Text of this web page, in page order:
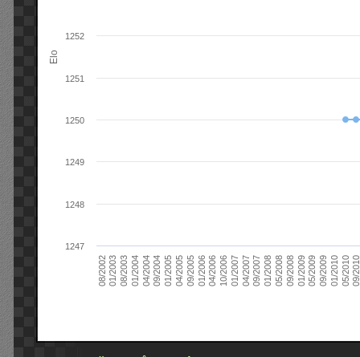
Elo
08/200201/200308/200301/200404/200409/200401/200504/200509/200501/200604/200610/200601/200704/200709/200701/200805/200809/200801/200905/200909/200901/201005/201009/
1247
1248
1249
1250
1251
1252